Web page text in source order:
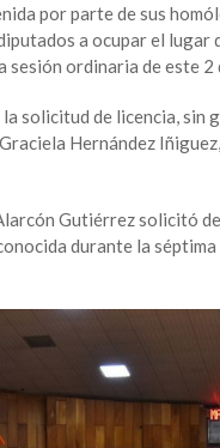
por parte de sus
a ocupar el
sesión ordinaria de este 2
solicitud de licencia, sin
Hernández
Gutiérrez solicitó
durante la